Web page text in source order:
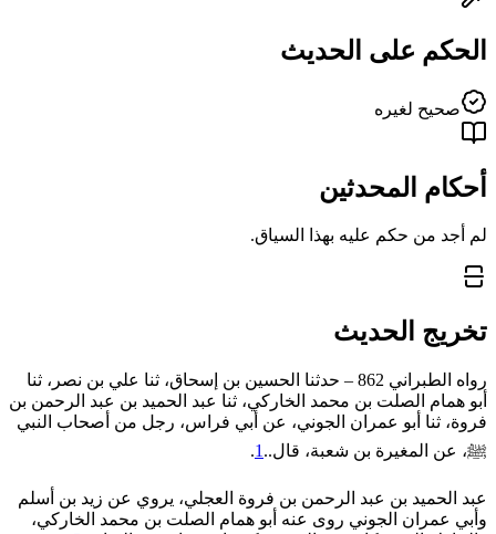
الحكم على الحديث
صحيح لغيره
أحكام المحدثين
لم أجد من حكم عليه بهذا السياق.
تخريج الحديث
رواه الطبراني 862 – حدثنا الحسين بن إسحاق، ثنا علي بن نصر، ثنا
أبو همام الصلت بن محمد الخاركي، ثنا عبد الحميد بن عبد الرحمن بن
فروة، ثنا أبو عمران الجوني، عن أبي فراس، رجل من أصحاب النبي
ﷺ، عن المغيرة بن شعبة، قال.. 1
.
عبد ‌الحميد ‌بن ‌عبد ‌الرحمن ‌بن ‌فروة العجلي، يروي عن زيد بن أسلم
وأبي عمران الجوني روى عنه أبو همام الصلت بن محمد الخاركي،